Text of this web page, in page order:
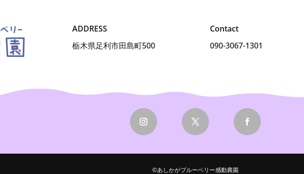
ADDRESS
栃木県足利市田島町500
Contact
090-3067-1301
©あしかがブルーベリー感動農園